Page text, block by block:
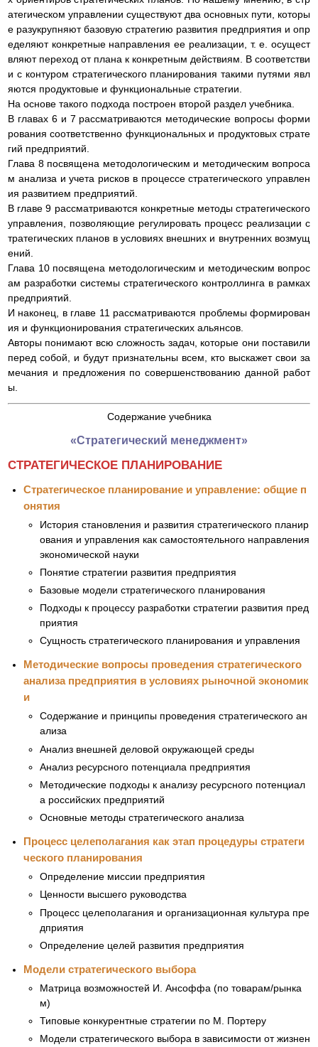
атегическом управлении существуют два основных пути, которы
е разукрупняют базовую стратегию развития предприятия и опр
еделяют конкретные направления ее реализации, т. е. осущест
вляют переход от плана к конкретным действиям. В соответстви
и с контуром стратегического планирования такими путями явл
яются продуктовые и функциональные стратегии.
На основе такого подхода построен второй раздел учебника.
В главах 6 и 7 рассматриваются методические вопросы форми
рования соответственно функциональных и продуктовых страте
гий предприятий.
Глава 8 посвящена методологическим и методическим вопроса
м анализа и учета рисков в процессе стратегического управлен
ия развитием предприятий.
В главе 9 рассматриваются конкретные методы стратегического
управления, позволяющие регулировать процесс реализации с
тратегических планов в условиях внешних и внутренних возмущ
ений.
Глава 10 посвящена методологическим и методическим вопрос
ам разработки системы стратегического контроллинга в рамках
предприятий.
И наконец, в главе 11 рассматриваются проблемы формирован
ия и функционирования стратегических альянсов.
Авторы понимают всю сложность задач, которые они поставили
перед собой, и будут признательны всем, кто выскажет свои за
мечания и предложения по совершенствованию данной работ
ы.
Содержание учебника
«Стратегический менеджмент»
СТРАТЕГИЧЕСКОЕ ПЛАНИРОВАНИЕ
Стратегическое планирование и управление: общие п
онятия
История становления и развития стратегического планир
ования и управления как самостоятельного направления
экономической науки
Понятие стратегии развития предприятия
Базовые модели стратегического планирования
Подходы к процессу разработки стратегии развития пред
приятия
Сущность стратегического планирования и управления
Методические вопросы проведения стратегического
анализа предприятия в условиях рыночной экономик
и
Содержание и принципы проведения стратегического ан
ализа
Анализ внешней деловой окружающей среды
Анализ ресурсного потенциала предприятия
Методические подходы к анализу ресурсного потенциал
а российских предприятий
Основные методы стратегического анализа
Процесс целеполагания как этап процедуры стратеги
ческого планирования
Определение миссии предприятия
Ценности высшего руководства
Процесс целеполагания и организационная культура пре
дприятия
Определение целей развития предприятия
Модели стратегического выбора
Матрица возможностей И. Ансоффа (по товарам/рынка
м)
Типовые конкурентные стратегии по М. Портеру
Модели стратегического выбора в зависимости от жизнен